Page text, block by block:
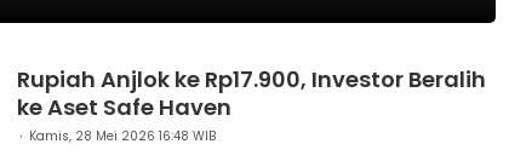
Rupiah Anjlok ke Rp17.900, Investor Beralih
ke Aset Safe Haven
Kamis, 28 Mei 2026 16:48 WIB